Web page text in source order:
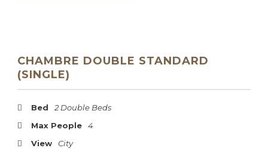
CHAMBRE DOUBLE STANDARD
(SINGLE)
Bed
2 Double Beds
Max People
4
View
City